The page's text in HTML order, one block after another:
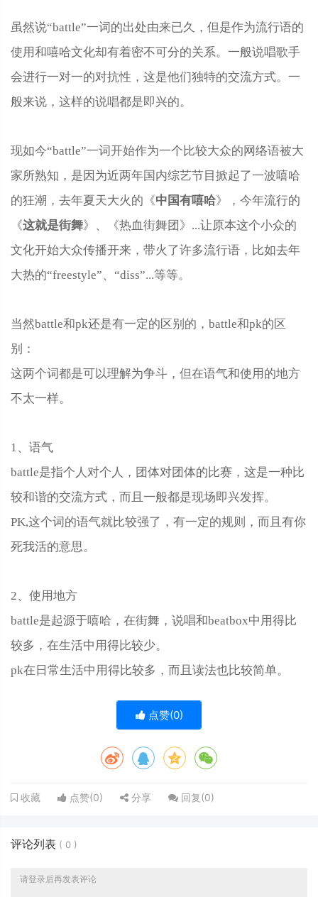
虽然说“battle”一词的出处由来已久，但是作为流行语的
使用和嘻哈文化却有着密不可分的关系。一般说唱歌手
会进行一对一的对抗性，这是他们独特的交流方式。一
般来说，这样的说唱都是即兴的。
现如今“battle”一词开始作为一个比较大众的网络语被大
家所熟知，是因为近两年国内综艺节目掀起了一波嘻哈
的狂潮，去年夏天大火的《中国有嘻哈》，今年流行的
《这就是街舞》、《热血街舞团》...让原本这个小众的
文化开始大众传播开来，带火了许多流行语，比如去年
大热的“freestyle”、“diss”...等等。
当然battle和pk还是有一定的区别的，battle和pk的区
别：
这两个词都是可以理解为争斗，但在语气和使用的地方
不太一样。
1、语气
battle是指个人对个人，团体对团体的比赛，这是一种比
较和谐的交流方式，而且一般都是现场即兴发挥。
PK,这个词的语气就比较强了，有一定的规则，而且有你
死我活的意思。
2、使用地方
battle是起源于嘻哈，在街舞，说唱和beatbox中用得比
较多，在生活中用得比较少。
pk在日常生活中用得比较多，而且读法也比较简单。
点赞(0)
收藏 点赞(0) 分享 回复(0)
评论列表 ( 0 )